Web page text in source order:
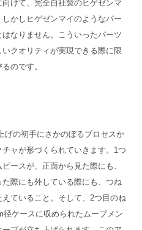
けて、完全自社製のヒゲゼンマ
かしヒゲゼンマイのようなパー
なりません。こういったパーツ
クオリティが実現できる際に限
のです。
の初手にさかのぼるプロセスか
ャが形づくられていきます。1つ
ースが、正面から見た際にも、
際にも外している際にも、つね
ていること。そして、2つ目のね
ケースに収められたムーブメン